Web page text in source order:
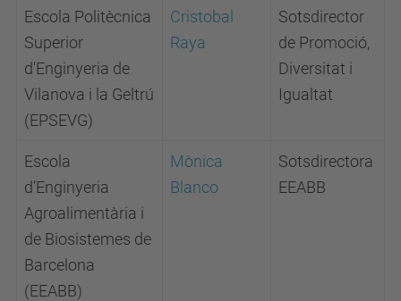
Escola Politècnica
Superior
d'Enginyeria de
Vilanova i la Geltrú
(EPSEVG)
Cristobal
Raya
Sotsdirector
de Promoció,
Diversitat i
Igualtat
Escola
d’Enginyeria
Agroalimentària i
de Biosistemes de
Barcelona
(EEABB)
Mònica
Blanco
Sotsdirectora
EEABB